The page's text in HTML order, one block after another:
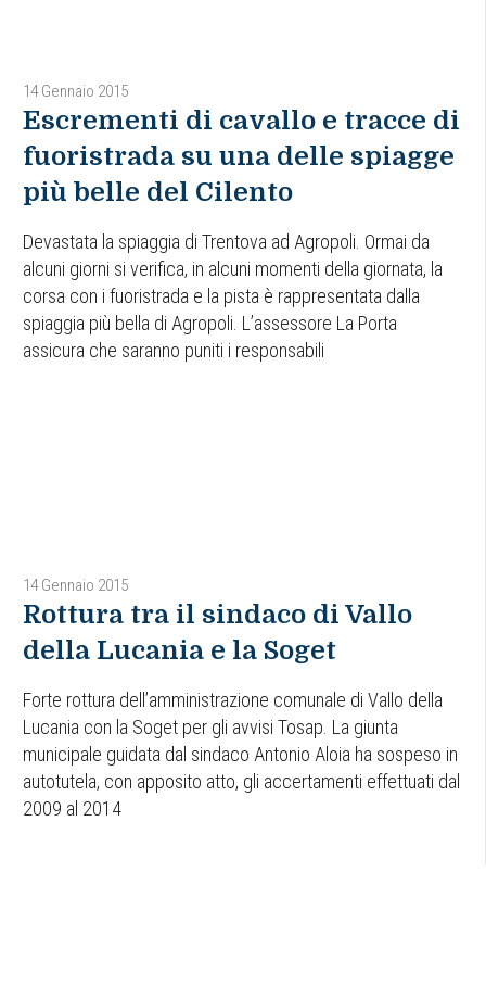
14 Gennaio 2015
Escrementi di cavallo e tracce di
fuoristrada su una delle spiagge
più belle del Cilento
Devastata la spiaggia di Trentova ad Agropoli. Ormai da
alcuni giorni si verifica, in alcuni momenti della giornata, la
corsa con i fuoristrada e la pista è rappresentata dalla
spiaggia più bella di Agropoli. L’assessore La Porta
assicura che saranno puniti i responsabili
14 Gennaio 2015
Rottura tra il sindaco di Vallo
della Lucania e la Soget
Forte rottura dell’amministrazione comunale di Vallo della
Lucania con la Soget per gli avvisi Tosap. La giunta
municipale guidata dal sindaco Antonio Aloia ha sospeso in
autotutela, con apposito atto, gli accertamenti effettuati dal
2009 al 2014